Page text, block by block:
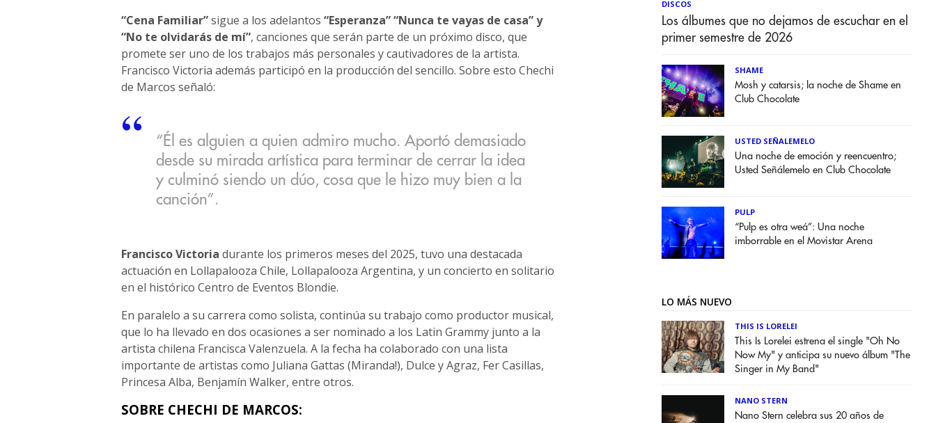
“Cena Familiar”sigue a los adelantos “Esperanza” “Nunca te vayas de casa” y
“No te olvidarás de mí”, canciones que serán parte de un próximo disco, que
promete ser uno de los trabajos más personales y cautivadores de la artista.
Francisco Victoria además participó en la producción del sencillo. Sobre esto Chechi
de Marcos señaló:
“Él es alguien a quien admiro mucho. Aportó demasiado
desde su mirada artística para terminar de cerrar la idea
y culminó siendo un dúo, cosa que le hizo muy bien a la
canción”.
Francisco Victoria durante los primeros meses del 2025, tuvo una destacada
actuación en Lollapalooza Chile, Lollapalooza Argentina, y un concierto en solitario
en el histórico Centro de Eventos Blondie.
En paralelo a su carrera como solista, continúa su trabajo como productor musical,
que lo ha llevado en dos ocasiones a ser nominado a los Latin Grammy junto a la
artista chilena Francisca Valenzuela. A la fecha ha colaborado con una lista
importante de artistas como Juliana Gattas (Miranda!), Dulce y Agraz, Fer Casillas,
Princesa Alba, Benjamín Walker, entre otros.
SOBRE CHECHI DE MARCOS:
DISCOS
Los álbumes que no dejamos de escuchar en el
primer semestre de 2026
SHAME
Mosh y catarsis; la noche de Shame en
Club Chocolate
USTED SEÑALEMELO
Una noche de emoción y reencuentro;
Usted Señálemelo en Club Chocolate
PULP
“Pulp es otra weá”: Una noche
imborrable en el Movistar Arena
LO MÁS NUEVO
THIS IS LORELEI
This Is Lorelei estrena el single "Oh No
Now My" y anticipa su nuevo álbum "The
Singer in My Band"
NANO STERN
Nano Stern celebra sus 20 años de